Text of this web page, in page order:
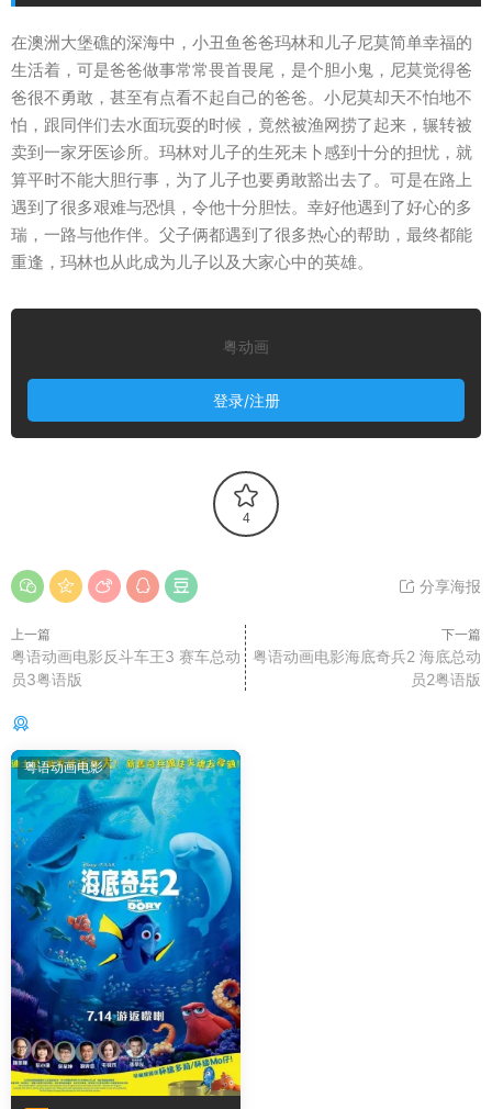
在澳洲大堡礁的深海中，小丑鱼爸爸玛林和儿子尼莫简单幸福的
生活着，可是爸爸做事常常畏首畏尾，是个胆小鬼，尼莫觉得爸
爸很不勇敢，甚至有点看不起自己的爸爸。小尼莫却天不怕地不
怕，跟同伴们去水面玩耍的时候，竟然被渔网捞了起来，辗转被
卖到一家牙医诊所。玛林对儿子的生死未卜感到十分的担忧，就
算平时不能大胆行事，为了儿子也要勇敢豁出去了。可是在路上
遇到了很多艰难与恐惧，令他十分胆怯。幸好他遇到了好心的多
瑞，一路与他作伴。父子俩都遇到了很多热心的帮助，最终都能
重逢，玛林也从此成为儿子以及大家心中的英雄。
粤动画
登录/注册
4
分享海报
上一篇
粤语动画电影反斗车王3 赛车总动
员3粤语版
下一篇
粤语动画电影海底奇兵2 海底总动
员2粤语版
粤语动画电影